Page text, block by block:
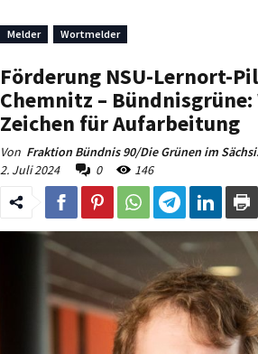
Melder Wortmelder
Förderung NSU-Lernort-
Chemnitz –
Zeichen für Aufarbeitung
Von Fraktion Bündnis 90/Die Grünen im
2. Juli 2024
0 146